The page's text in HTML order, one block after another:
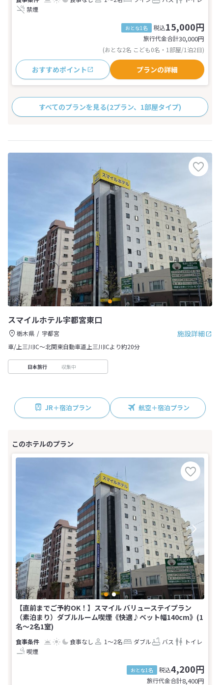
禁煙
おとな1名 税込15,000円
旅行代金合計30,000円
(おとな2名 こども0名・1部屋/1泊2日)
おすすめポイント プランの詳細
すべてのプランを見る(2プラン、1部屋タイプ)
スマイルホテル宇都宮東口
施設詳細
栃木県
宇都宮
車/上三川IC～北関東自動車道上三川ICより約20分
日本旅行 収集中
JR＋宿泊プラン 航空＋宿泊プラン
【直前までご予約OK！】スマイル バリューステイプラン
（素泊まり）ダブルルーム喫煙《快適♪ベット幅140cm》(1
名～2名1室)
食事なし 1～2名 ダブル バス
トイレ
喫煙
おとな1名 税込4,200円
旅行代金合計8,400円